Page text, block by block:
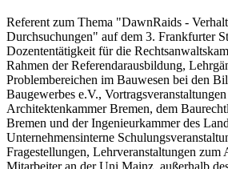
Referent zum Thema "DawnRaids -
Durchsuchungen" auf dem 3. Frankfurter
Dozententätigkeit für die
Rahmen der Referendarausbildung,
Problembereichen im Bauwesen bei den
Baugewerbes e.V.,
Architektenkammer Bremen, dem
Bremen und der Ingenieurkammer des
Unternehmensinterne
Fragestellungen, Lehrveranstaltungen zum
Mitarbeiter an der Uni Mainz, außerhalb